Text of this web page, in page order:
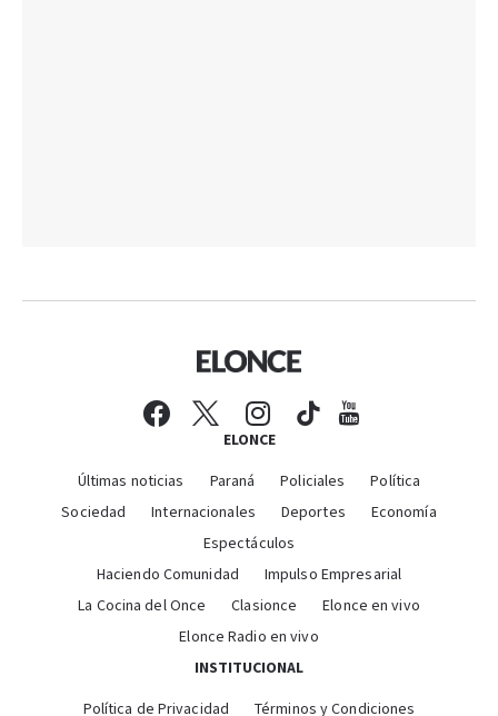
ELONCE
Últimas noticias Paraná Policiales
Política
Sociedad
Internacionales Deportes
Economía
Espectáculos
Haciendo Comunidad
Impulso Empresarial
La Cocina del Once
Clasionce
Elonce en vivo
Elonce Radio en vivo
INSTITUCIONAL
Política de Privacidad Términos y Condiciones